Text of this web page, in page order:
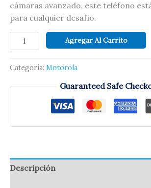
cámaras avanzado, este teléfono
para cualquier desafío.
Agregar Al Carrito
Categoría: Motorola
Guaranteed Safe
Descripción